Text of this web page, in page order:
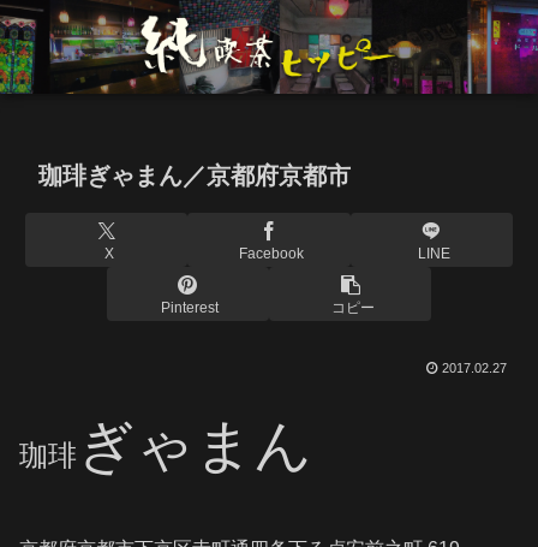
珈琲ぎゃまん／京都府京都市
X Facebook LINE
Pinterest コピー
2017.02.27
珈琲 ぎゃまん